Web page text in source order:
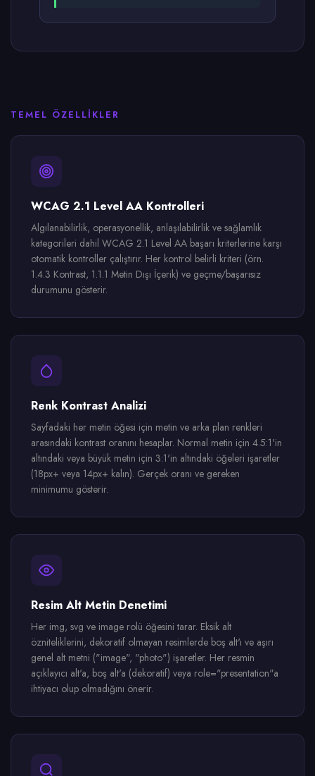
TEMEL ÖZELLIKLER
WCAG 2.1 Level AA Kontrolleri
Algılanabilirlik, operasyonellik, anlaşılabilirlik ve sağlamlık
kategorileri dahil WCAG 2.1 Level AA başarı kriterlerine karşı
otomatik kontroller çalıştırır. Her kontrol belirli kriteri (örn.
1.4.3 Kontrast, 1.1.1 Metin Dışı İçerik) ve geçme/başarısız
durumunu gösterir.
Renk Kontrast Analizi
Sayfadaki her metin öğesi için metin ve arka plan renkleri
arasındaki kontrast oranını hesaplar. Normal metin için 4.5:1'in
altındaki veya büyük metin için 3:1'in altındaki öğeleri işaretler
(18px+ veya 14px+ kalın). Gerçek oranı ve gereken
minimumu gösterir.
Resim Alt Metin Denetimi
Her img, svg ve image rolü öğesini tarar. Eksik alt
özniteliklerini, dekoratif olmayan resimlerde boş alt'ı ve aşırı
genel alt metni ("image", "photo") işaretler. Her resmin
açıklayıcı alt'a, boş alt'a (dekoratif) veya role="presentation"a
ihtiyacı olup olmadığını önerir.